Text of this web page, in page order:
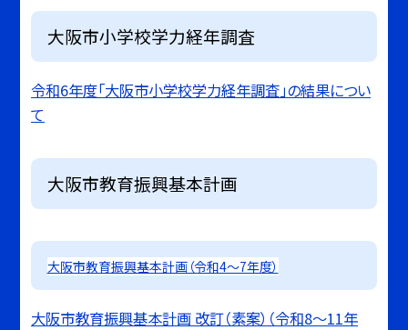
大阪市小学校学力経年調査
令和6年度「大阪市小学校学力経年調査」の結果につい
て
大阪市教育振興基本計画
大阪市教育振興基本計画（令和4～7年度）
大阪市教育振興基本計画 改訂（素案）（令和8～11年